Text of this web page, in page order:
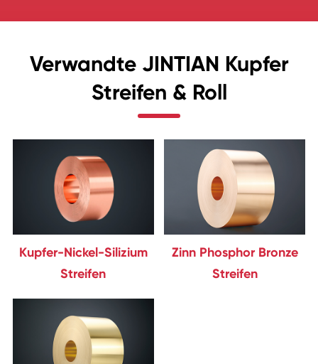
Verwandte JINTIAN Kupfer
Streifen & Roll
Kupfer-Nickel-Silizium
Streifen
Zinn Phosphor Bronze
Streifen